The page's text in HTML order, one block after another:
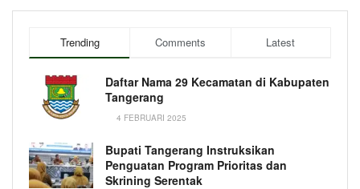
Trending Comments Latest
Daftar Nama 29 Kecamatan di Kabupaten
Tangerang
4 FEBRUARI 2025
Bupati Tangerang Instruksikan
Penguatan Program Prioritas dan
Skrining Serentak